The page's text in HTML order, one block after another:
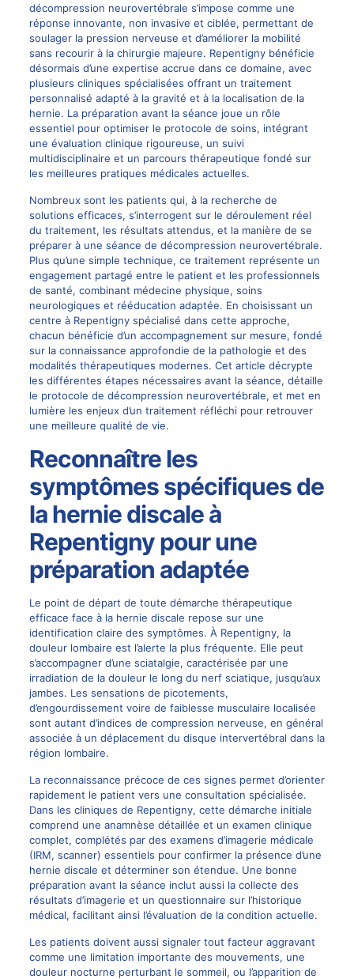
décompression neurovertébrale s’impose comme une
réponse innovante, non invasive et ciblée, permettant de
soulager la pression nerveuse et d’améliorer la mobilité
sans recourir à la chirurgie majeure. Repentigny bénéficie
désormais d’une expertise accrue dans ce domaine, avec
plusieurs cliniques spécialisées offrant un traitement
personnalisé adapté à la gravité et à la localisation de la
hernie. La préparation avant la séance joue un rôle
essentiel pour optimiser le protocole de soins, intégrant
une évaluation clinique rigoureuse, un suivi
multidisciplinaire et un parcours thérapeutique fondé sur
les meilleures pratiques médicales actuelles.
Nombreux sont les patients qui, à la recherche de
solutions efficaces, s’interrogent sur le déroulement réel
du traitement, les résultats attendus, et la manière de se
préparer à une séance de décompression neurovertébrale.
Plus qu’une simple technique, ce traitement représente un
engagement partagé entre le patient et les professionnels
de santé, combinant médecine physique, soins
neurologiques et rééducation adaptée. En choisissant un
centre à Repentigny spécialisé dans cette approche,
chacun bénéficie d’un accompagnement sur mesure, fondé
sur la connaissance approfondie de la pathologie et des
modalités thérapeutiques modernes. Cet article décrypte
les différentes étapes nécessaires avant la séance, détaille
le protocole de décompression neurovertébrale, et met en
lumière les enjeux d’un traitement réfléchi pour retrouver
une meilleure qualité de vie.
Reconnaître les
symptômes spécifiques de
la hernie discale à
Repentigny pour une
préparation adaptée
Le point de départ de toute démarche thérapeutique
efficace face à la hernie discale repose sur une
identification claire des symptômes. À Repentigny, la
douleur lombaire est l’alerte la plus fréquente. Elle peut
s’accompagner d’une sciatalgie, caractérisée par une
irradiation de la douleur le long du nerf sciatique, jusqu’aux
jambes. Les sensations de picotements,
d’engourdissement voire de faiblesse musculaire localisée
sont autant d’indices de compression nerveuse, en général
associée à un déplacement du disque intervertébral dans la
région lombaire.
La reconnaissance précoce de ces signes permet d’orienter
rapidement le patient vers une consultation spécialisée.
Dans les cliniques de Repentigny, cette démarche initiale
comprend une anamnèse détaillée et un examen clinique
complet, complétés par des examens d’imagerie médicale
(IRM, scanner) essentiels pour confirmer la présence d’une
hernie discale et déterminer son étendue. Une bonne
préparation avant la séance inclut aussi la collecte des
résultats d’imagerie et un questionnaire sur l’historique
médical, facilitant ainsi l’évaluation de la condition actuelle.
Les patients doivent aussi signaler tout facteur aggravant
comme une limitation importante des mouvements, une
douleur nocturne perturbant le sommeil, ou l’apparition de